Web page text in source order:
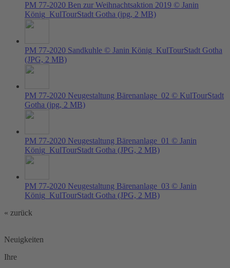
PM 77-2020 Ben zur Weihnachtsaktion 2019 © Janin
König_KulTourStadt Gotha (jpg, 2 MB)
PM 77-2020 Sandkuhle © Janin König_KulTourStadt Gotha
(JPG, 2 MB)
PM 77-2020 Neugestaltung Bärenanlage_02 © KulTourStadt
Gotha (jpg, 2 MB)
PM 77-2020 Neugestaltung Bärenanlage_01 © Janin
König_KulTourStadt Gotha (JPG, 2 MB)
PM 77-2020 Neugestaltung Bärenanlage_03 © Janin
König_KulTourStadt Gotha (JPG, 2 MB)
« zurück
Neuigkeiten
Ihre